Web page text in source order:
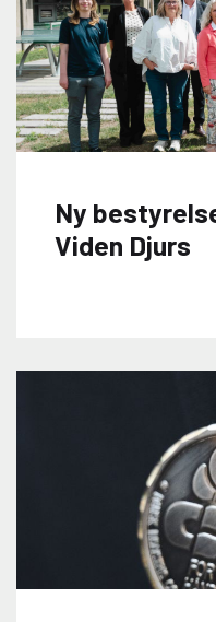
i Danmark og
tillykke til
Tjitske, Kathia
Ny
Viden Djurs
Viden Djurs har
Janne
Sørensen, efter
have været
formandskabet
bestyrelse, der
institutionens
tid, hvor store
området.